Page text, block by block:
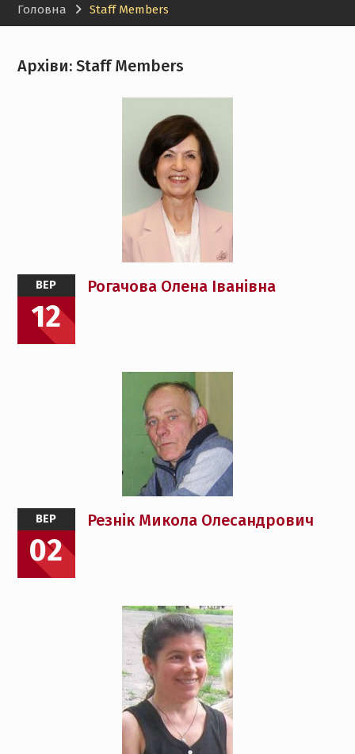
Головна Staff Members
Архіви: Staff Members
ВЕР
12
Рогачова Олена Іванівна
ВЕР
02
Резнік Микола Олесандрович